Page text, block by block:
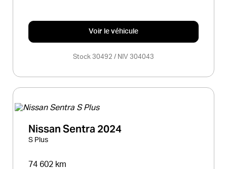
Voir le véhicule
Stock 30492 / NIV 304043
Nissan Sentra 2024
S Plus
74 602 km